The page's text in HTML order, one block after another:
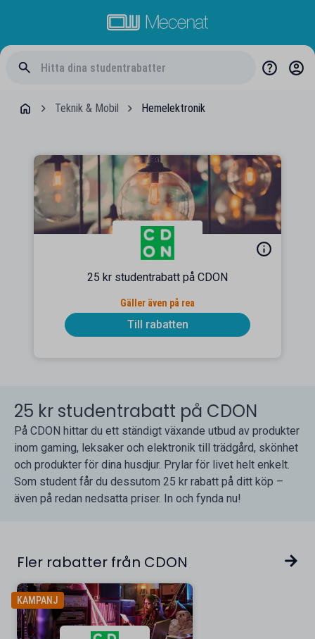
Teknik & Mobil Hemelektronik
25 kr studentrabatt på CDON
Gäller även på rea
Till rabatten
25 kr studentrabatt på CDON
På CDON hittar du ett ständigt växande utbud av produkter
inom gaming, leksaker och elektronik till trädgård, skönhet
och produkter för dina husdjur. Prylar för livet helt enkelt.
Som student får du dessutom 25 kr rabatt på ditt köp –
även på redan nedsatta priser. In och fynda nu!
Fler rabatter från CDON
KAMPANJ